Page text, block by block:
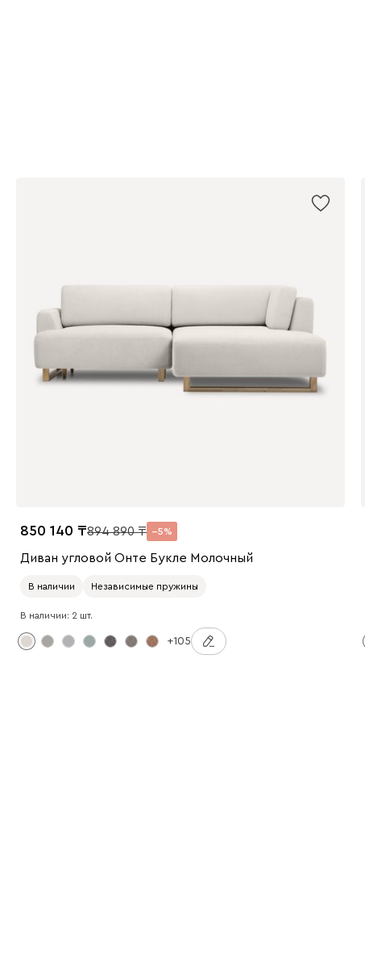
850 140 894 890 5
Диван угловой Онте Букле Молочный
В наличии Независимые пружины
В наличии: 2 шт.
+105